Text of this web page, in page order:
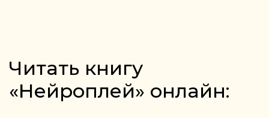
Читать книгу
«Нейроплей» онлайн: